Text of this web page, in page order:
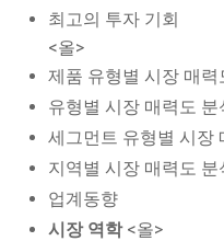
최고의 투자 기회
<올>
제품 유형별 시장 매력
유형별 시장 매력도 분
세그먼트 유형별 시장
지역별 시장 매력도 분
업계동향
시장 역학<올>